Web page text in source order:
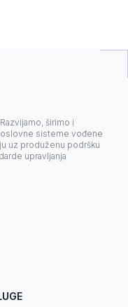
širimo i
sisteme vođene
uz produženu podršku
upravljanja